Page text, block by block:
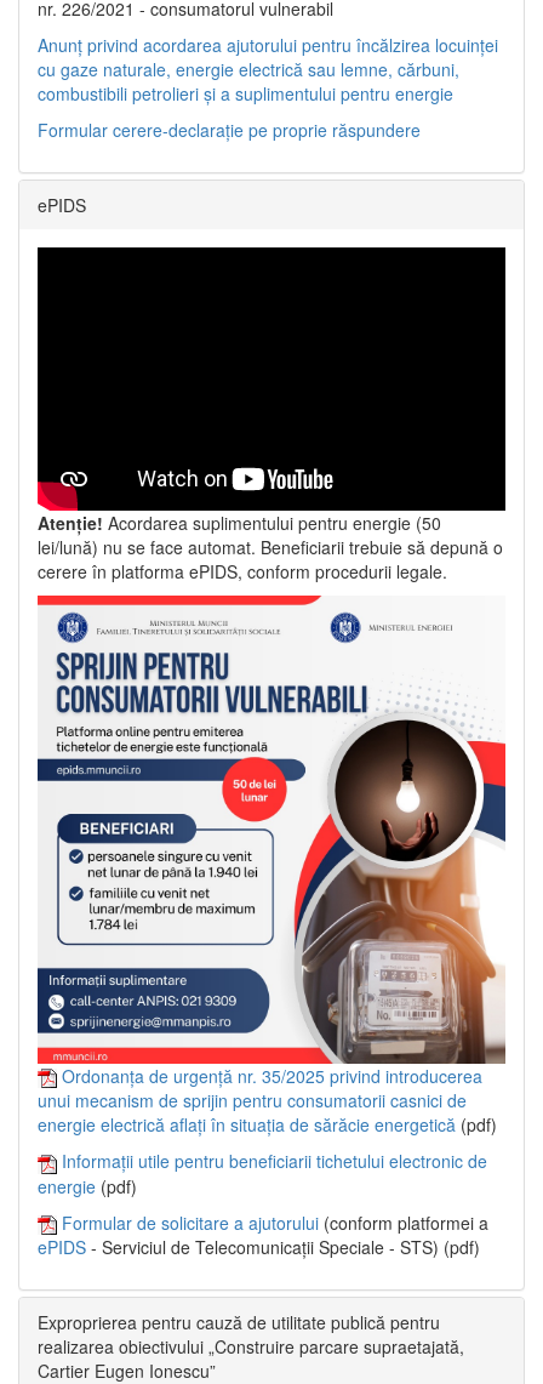
nr. 226/2021 - consumatorul vulnerabil
Anunț privind acordarea ajutorului pentru încălzirea locuinței
cu gaze naturale, energie electrică sau lemne, cărbuni,
combustibili petrolieri și a suplimentului pentru energie
Formular cerere-declarație pe proprie răspundere
ePIDS
Atenție! Acordarea suplimentului pentru energie (50
lei/lună) nu se face automat. Beneficiarii trebuie să depună o
cerere în platforma ePIDS, conform procedurii legale.
Ordonanța de urgență nr. 35/2025 privind introducerea
unui mecanism de sprijin pentru consumatorii casnici de
energie electrică aflați în situația de sărăcie energetică (pdf)
Informații utile pentru beneficiarii tichetului electronic de
energie (pdf)
Formular de solicitare a ajutorului (conform platformei a
ePIDS - Serviciul de Telecomunicații Speciale - STS) (pdf)
Exproprierea pentru cauză de utilitate publică pentru
realizarea obiectivului „Construire parcare supraetajată,
Cartier Eugen Ionescu”